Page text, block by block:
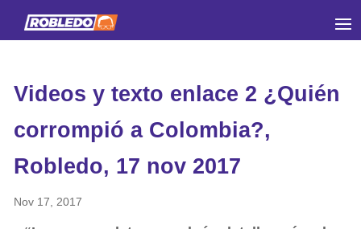
Videos y texto enlace 2 ¿Quién
corrompió a Colombia?,
Robledo, 17 nov 2017
Nov 17, 2017